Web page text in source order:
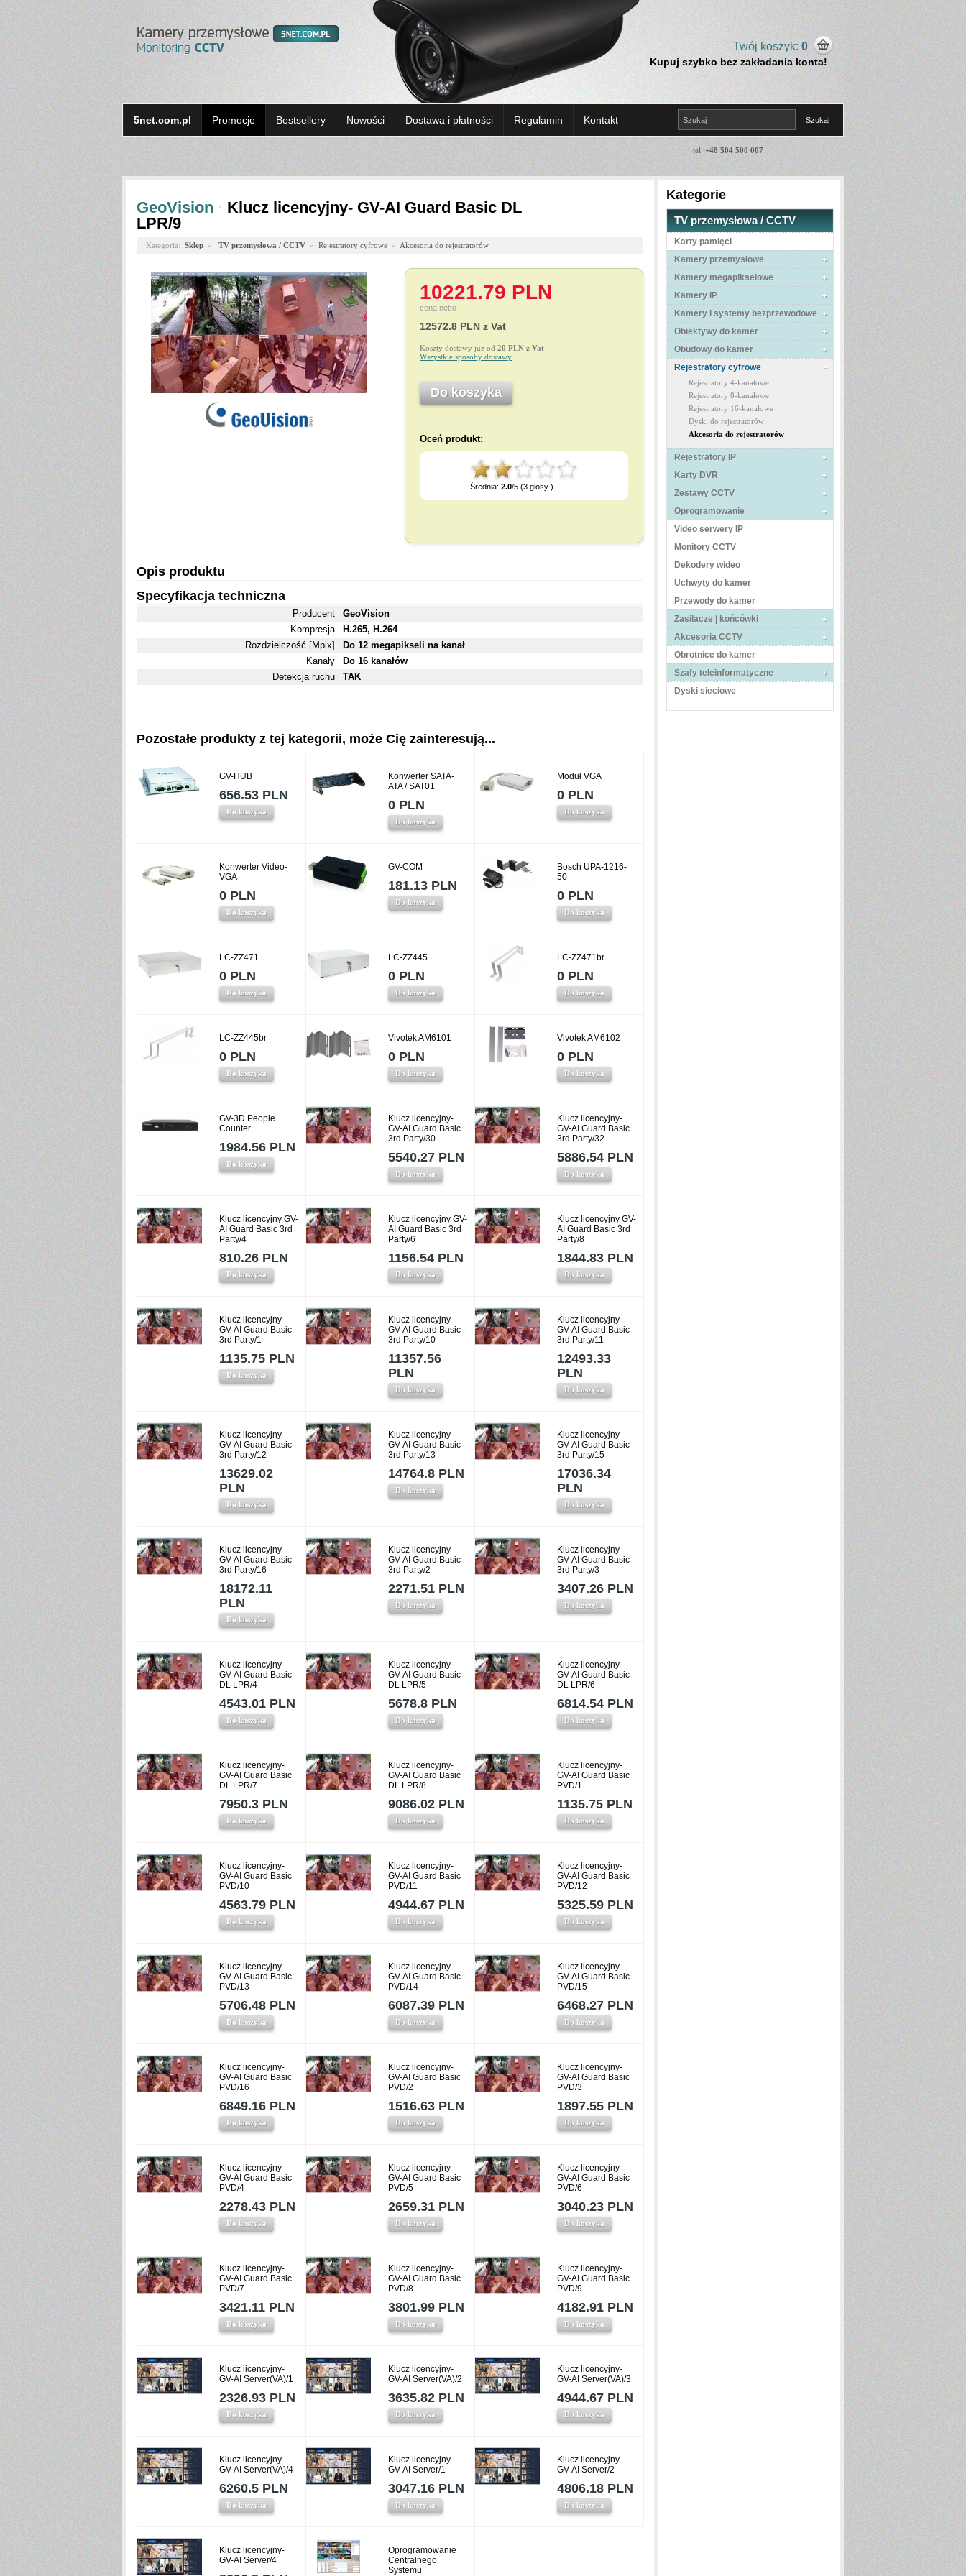
Twój koszyk: 0
Kupuj szybko bez zakładania konta!
5net.com.pl Promocje Bestsellery Nowości Dostawa i płatności Regulamin Kontakt
tel. +48 504 500 007
Kategorie
TV przemysłowa / CCTV
Karty pamięci
Kamery przemysłowe
Kamery megapikselowe
Kamery IP
Kamery i systemy bezprzewodowe
Obiektywy do kamer
Obudowy do kamer
Rejestratory cyfrowe
Rejestratory 4-kanałowe
Rejestratory 8-kanałowe
Rejestratory 16-kanałowe
Dyski do rejestratorów
Akcesoria do rejestratorów
Rejestratory IP
Karty DVR
Zestawy CCTV
Oprogramowanie
Video serwery IP
Monitory CCTV
Dekodery wideo
Uchwyty do kamer
Przewody do kamer
Zasilacze | końcówki
Akcesoria CCTV
Obrotnice do kamer
Szafy teleinformatyczne
Dyski sieciowe
GeoVision · Klucz licencyjny- GV-AI Guard Basic DL
LPR/9
Kategoria: Sklep » TV przemysłowa / CCTV » Rejestratory cyfrowe » Akcesoria do rejestratorów
10221.79 PLN
cena netto
12572.8 PLN z Vat
Koszty dostawy już od 20 PLN z Vat
Wszystkie sposoby dostawy
Do koszyka
Oceń produkt:
Średnia: 2.0/5 (3 głosy )
Opis produktu
Specyfikacja techniczna
Producent
GeoVision
Kompresja
H.265, H.264
Rozdzielczość [Mpix]
Do 12 megapikseli na kanał
Kanały
Do 16 kanałów
Detekcja ruchu
TAK
Pozostałe produkty z tej kategorii, może Cię zainteresują...
GV-HUB
656.53 PLN
Do koszyka
Konwerter SATA-
ATA / SAT01
0 PLN
Do koszyka
Moduł VGA
0 PLN
Do koszyka
Konwerter Video-
VGA
0 PLN
Do koszyka
GV-COM
181.13 PLN
Do koszyka
Bosch UPA-1216-
50
0 PLN
Do koszyka
LC-ZZ471
0 PLN
Do koszyka
LC-ZZ445
0 PLN
Do koszyka
LC-ZZ471br
0 PLN
Do koszyka
LC-ZZ445br
0 PLN
Do koszyka
Vivotek AM6101
0 PLN
Do koszyka
Vivotek AM6102
0 PLN
Do koszyka
GV-3D People
Counter
1984.56 PLN
Do koszyka
Klucz licencyjny-
GV-AI Guard Basic
3rd Party/30
5540.27 PLN
Do koszyka
Klucz licencyjny-
GV-AI Guard Basic
3rd Party/32
5886.54 PLN
Do koszyka
Klucz licencyjny GV-
AI Guard Basic 3rd
Party/4
810.26 PLN
Do koszyka
Klucz licencyjny GV-
AI Guard Basic 3rd
Party/6
1156.54 PLN
Do koszyka
Klucz licencyjny GV-
AI Guard Basic 3rd
Party/8
1844.83 PLN
Do koszyka
Klucz licencyjny-
GV-AI Guard Basic
3rd Party/1
1135.75 PLN
Do koszyka
Klucz licencyjny-
GV-AI Guard Basic
3rd Party/10
11357.56
PLN
Do koszyka
Klucz licencyjny-
GV-AI Guard Basic
3rd Party/11
12493.33
PLN
Do koszyka
Klucz licencyjny-
GV-AI Guard Basic
3rd Party/12
13629.02
PLN
Do koszyka
Klucz licencyjny-
GV-AI Guard Basic
3rd Party/13
14764.8 PLN
Do koszyka
Klucz licencyjny-
GV-AI Guard Basic
3rd Party/15
17036.34
PLN
Do koszyka
Klucz licencyjny-
GV-AI Guard Basic
3rd Party/16
18172.11
PLN
Do koszyka
Klucz licencyjny-
GV-AI Guard Basic
3rd Party/2
2271.51 PLN
Do koszyka
Klucz licencyjny-
GV-AI Guard Basic
3rd Party/3
3407.26 PLN
Do koszyka
Klucz licencyjny-
GV-AI Guard Basic
DL LPR/4
4543.01 PLN
Do koszyka
Klucz licencyjny-
GV-AI Guard Basic
DL LPR/5
5678.8 PLN
Do koszyka
Klucz licencyjny-
GV-AI Guard Basic
DL LPR/6
6814.54 PLN
Do koszyka
Klucz licencyjny-
GV-AI Guard Basic
DL LPR/7
7950.3 PLN
Do koszyka
Klucz licencyjny-
GV-AI Guard Basic
DL LPR/8
9086.02 PLN
Do koszyka
Klucz licencyjny-
GV-AI Guard Basic
PVD/1
1135.75 PLN
Do koszyka
Klucz licencyjny-
GV-AI Guard Basic
PVD/10
4563.79 PLN
Do koszyka
Klucz licencyjny-
GV-AI Guard Basic
PVD/11
4944.67 PLN
Do koszyka
Klucz licencyjny-
GV-AI Guard Basic
PVD/12
5325.59 PLN
Do koszyka
Klucz licencyjny-
GV-AI Guard Basic
PVD/13
5706.48 PLN
Do koszyka
Klucz licencyjny-
GV-AI Guard Basic
PVD/14
6087.39 PLN
Do koszyka
Klucz licencyjny-
GV-AI Guard Basic
PVD/15
6468.27 PLN
Do koszyka
Klucz licencyjny-
GV-AI Guard Basic
PVD/16
6849.16 PLN
Do koszyka
Klucz licencyjny-
GV-AI Guard Basic
PVD/2
1516.63 PLN
Do koszyka
Klucz licencyjny-
GV-AI Guard Basic
PVD/3
1897.55 PLN
Do koszyka
Klucz licencyjny-
GV-AI Guard Basic
PVD/4
2278.43 PLN
Do koszyka
Klucz licencyjny-
GV-AI Guard Basic
PVD/5
2659.31 PLN
Do koszyka
Klucz licencyjny-
GV-AI Guard Basic
PVD/6
3040.23 PLN
Do koszyka
Klucz licencyjny-
GV-AI Guard Basic
PVD/7
3421.11 PLN
Do koszyka
Klucz licencyjny-
GV-AI Guard Basic
PVD/8
3801.99 PLN
Do koszyka
Klucz licencyjny-
GV-AI Guard Basic
PVD/9
4182.91 PLN
Do koszyka
Klucz licencyjny-
GV-AI Server(VA)/1
2326.93 PLN
Do koszyka
Klucz licencyjny-
GV-AI Server(VA)/2
3635.82 PLN
Do koszyka
Klucz licencyjny-
GV-AI Server(VA)/3
4944.67 PLN
Do koszyka
Klucz licencyjny-
GV-AI Server(VA)/4
6260.5 PLN
Do koszyka
Klucz licencyjny-
GV-AI Server/1
3047.16 PLN
Do koszyka
Klucz licencyjny-
GV-AI Server/2
4806.18 PLN
Do koszyka
Klucz licencyjny-
GV-AI Server/4
Oprogramowanie
Centralnego
Systemu